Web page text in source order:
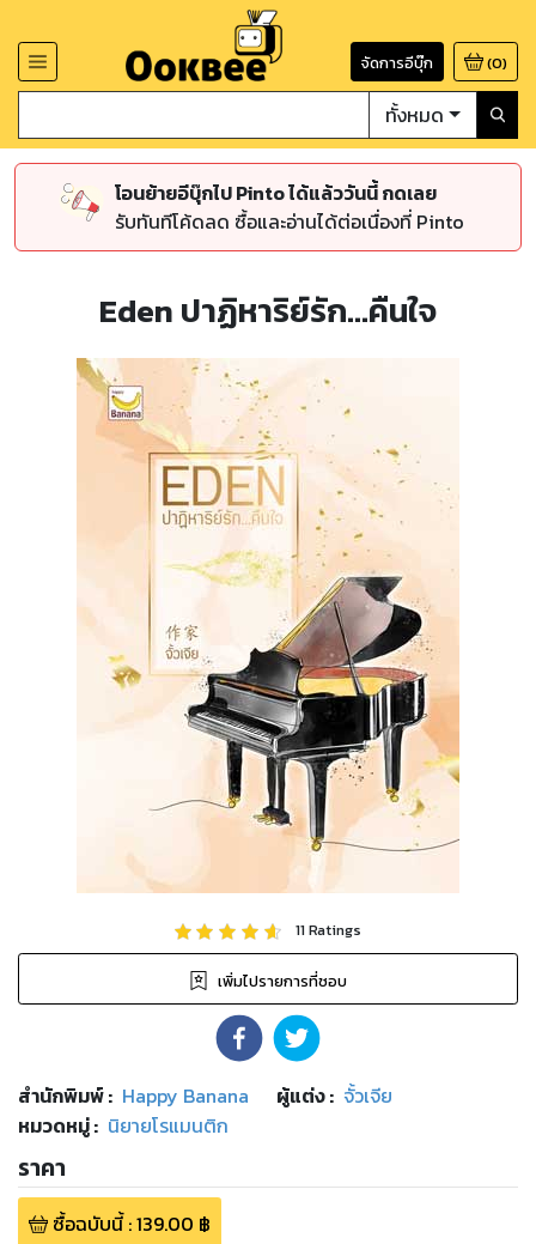
จัดการอีบุ๊ก (0)
ทั้งหมด
โอนย้ายอีบุ๊กไป Pinto ได้แล้ววันนี้ กดเลย
รับทันทีโค้ดลด ซื้อและอ่านได้ต่อเนื่องที่ Pinto
Eden ปาฏิหาริย์รัก...คืนใจ
11Ratings
เพิ่มไปรายการที่ชอบ
สำนักพิมพ์: Happy Banana ผู้แต่ง : จั้วเจีย
หมวดหมู่: นิยายโรแมนติก
ราคา
ซื้อฉบับนี้:139.00 ฿